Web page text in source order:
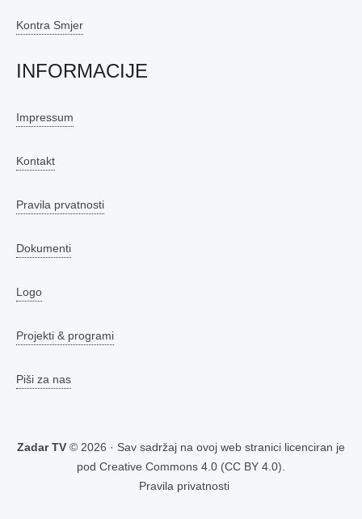
Kontra Smjer
INFORMACIJE
Impressum
Kontakt
Pravila prvatnosti
Dokumenti
Logo
Projekti & programi
Piši za nas
Zadar TV © 2026 · Sav sadržaj na ovoj web stranici licenciran je
pod Creative Commons 4.0 (CC BY 4.0)
Pravila privatnosti